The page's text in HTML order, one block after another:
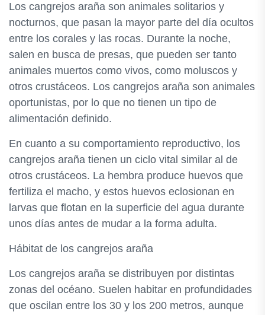
Los cangrejos araña son animales solitarios y
nocturnos, que pasan la mayor parte del día ocultos
entre los corales y las rocas. Durante la noche,
salen en busca de presas, que pueden ser tanto
animales muertos como vivos, como moluscos y
otros crustáceos. Los cangrejos araña son animales
oportunistas, por lo que no tienen un tipo de
alimentación definido.
En cuanto a su comportamiento reproductivo, los
cangrejos araña tienen un ciclo vital similar al de
otros crustáceos. La hembra produce huevos que
fertiliza el macho, y estos huevos eclosionan en
larvas que flotan en la superficie del agua durante
unos días antes de mudar a la forma adulta.
Hábitat de los cangrejos araña
Los cangrejos araña se distribuyen por distintas
zonas del océano. Suelen habitar en profundidades
que oscilan entre los 30 y los 200 metros, aunque